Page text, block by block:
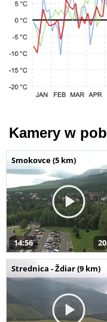
Kamery w
Smokovce (5 km)
14:56
Strednica - Ždiar (9 km)